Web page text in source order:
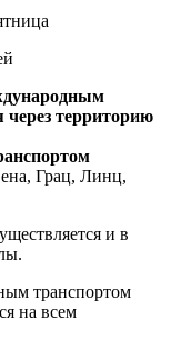
территорию
Грац, Линц,
и в
транспортом
на всем